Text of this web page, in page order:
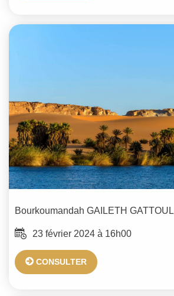
Bourkoumandah GAILETH GATTOUL
23 février 2024 à 16h00
CONSULTER